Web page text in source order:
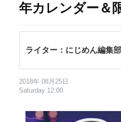
年カレンダー＆
ライター：にじめん編集部
2018年 08月25日
Saturday 12:00